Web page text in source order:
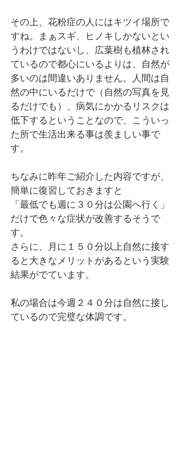
その上、花粉症の人にはキツイ場所で
すね。まぁスギ、ヒノキしかないとい
うわけではないし、広葉樹も植林され
ているので都心にいるよりは、自然が
多いのは間違いありません。人間は自
然の中にいるだけで（自然の写真を見
るだけでも）、病気にかかるリスクは
低下するということなので、こういっ
た所で生活出来る事は羨ましい事で
す。
ちなみに昨年ご紹介した内容ですが、
簡単に復習しておきますと
「最低でも週に３０分は公園へ行く」
だけで色々な症状が改善するそうで
す。
さらに、月に１５０分以上自然に接す
ると大きなメリットがあるという実験
結果がでています。
私の場合は今週２４０分は自然に接し
ているので完璧な体調です。